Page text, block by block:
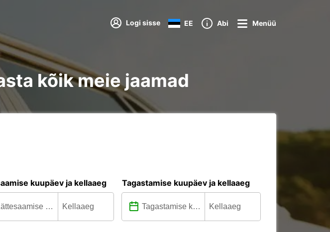
Logi sisse EE Abi Menüü
kõik meie jaamad
kuupäev ja kellaaeg Tagastamise kuupäev ja kellaaeg